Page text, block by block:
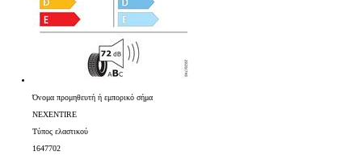
Όνομα προμηθευτή ή εμπορικό σήμα
NEXENTIRE
Τύπος ελαστικού
1647702